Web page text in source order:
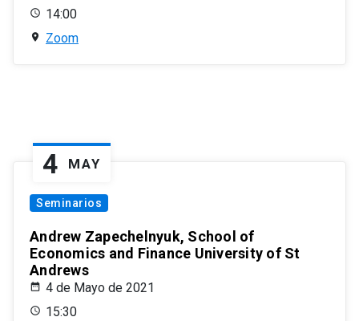
14:00
Zoom
4 MAY
Seminarios
Andrew Zapechelnyuk, School of
Economics and Finance University of St
Andrews
4 de Mayo de 2021
15:30